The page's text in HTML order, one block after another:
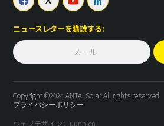
ニュースレターを購読する:
Copyright ©2024 ANTAI Solar All rights reserved
プライバシーポリシー
ウェブデザイン：uunn.cn